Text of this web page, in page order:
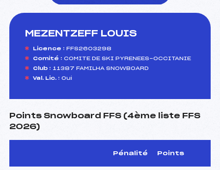
MEZENTZEFF LOUIS
Licence : FFS2603298
Comité : COMITE DE SKI PYRENEES-OCCITANIE
Club : 11387 FAMILHA SNOWBOARD
Val. Lic. : Oui
Points Snowboard FFS (4ème liste FFS
2026)
Pénalité Points